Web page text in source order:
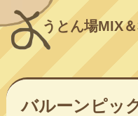
うとん場MIX
バルーンピッ